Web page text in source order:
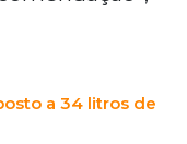
a 34 litros de